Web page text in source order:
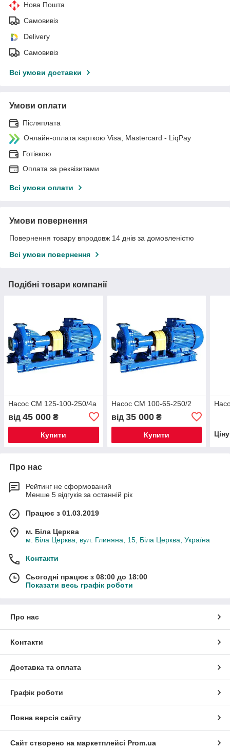
Нова Пошта
Самовивіз
Delivery
Самовивіз
Всі умови доставки
Умови оплати
Післяплата
Онлайн-оплата карткою Visa, Mastercard - LiqPay
Готівкою
Оплата за реквізитами
Всі умови оплати
Умови повернення
Повернення товару впродовж 14 днів за домовленістю
Всі умови повернення
Подібні товари компанії
Насос СМ 125-100-250/4а
від 45 000 ₴
Купити
Насос СМ 100-65-250/2
від 35 000₴
Купити
Про нас
Рейтинг не сформований
Менше 5 відгуків за останній рік
Працює з 01.03.2019
м. Біла Церква
м. Біла Церква, вул. Глиняна, 15, Біла Церква, Україна
Контакти
Сьогодні працює з 08:00 до 18:00
Показати весь графік роботи
Про нас
Контакти
Доставка та оплата
Графік роботи
Повна версія сайту
Сайт створено на маркетплейсі Prom.ua